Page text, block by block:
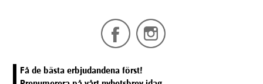
Få de bästa erbjudandena först!